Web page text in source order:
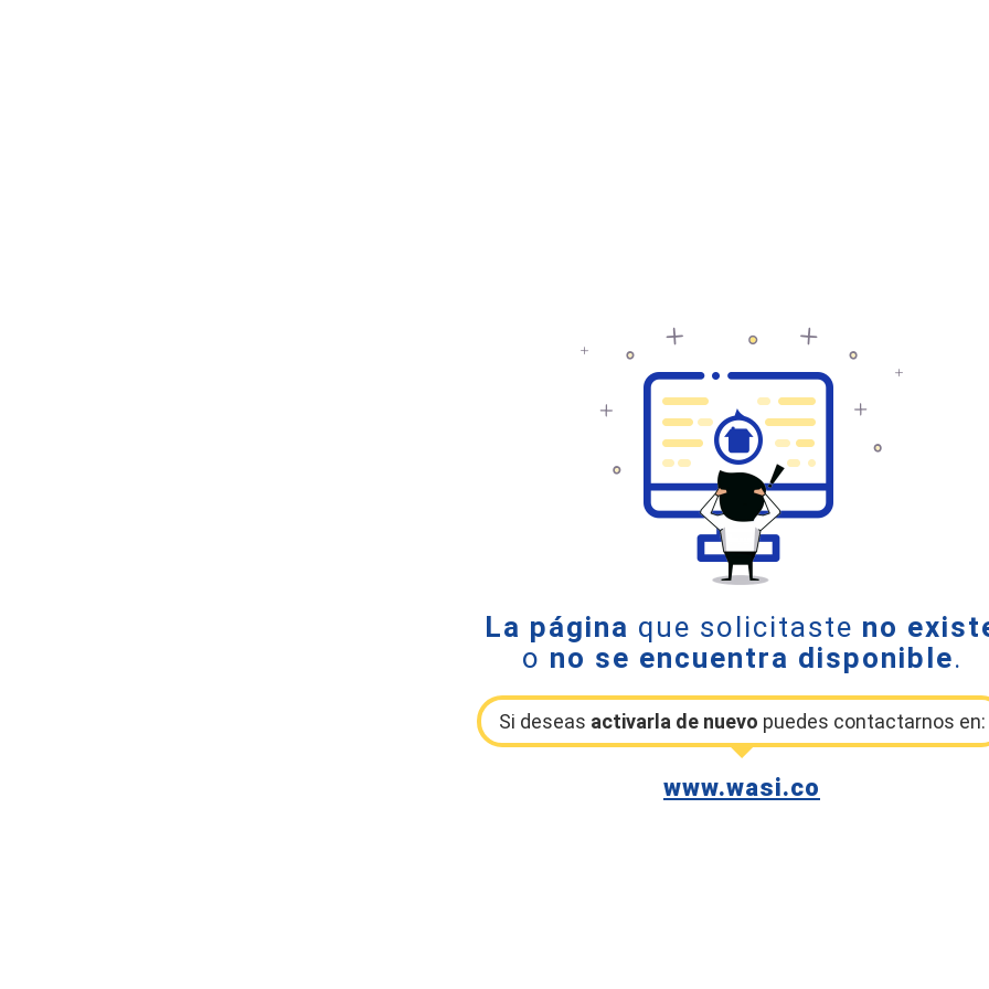
La página que solicitaste no
o no se encuentra disponible.
Si deseas activarla de nuevo puedes contactarnos en:
www.wasi.co